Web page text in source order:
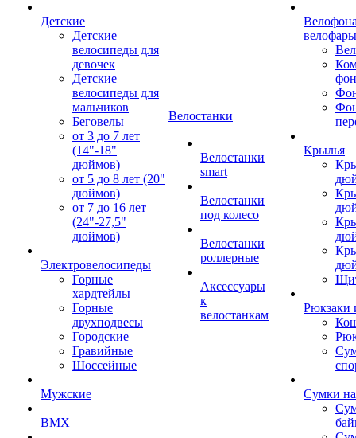
Детские
Детские
велосипеды для
девочек
Детские
велосипеды для
мальчиков
Беговелы
от 3 до 7 лет
(14"-18"
дюймов)
от 5 до 8 лет (20"
дюймов)
от 7 до 16 лет
(24"-27,5"
дюймов)
Электровелосипеды
Горные
хардтейлы
Горные
двухподвесы
Городские
Гравийные
Шоссейные
Мужские
BMX
Велостанки
Велостанки
smart
Велостанки
под колесо
Велостанки
роллерные
Аксессуары
к
велостанкам
велофары
Крылья
Рюкзаки
Сумки